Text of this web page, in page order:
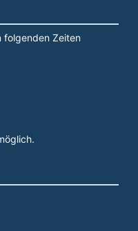
folgenden Zeiten